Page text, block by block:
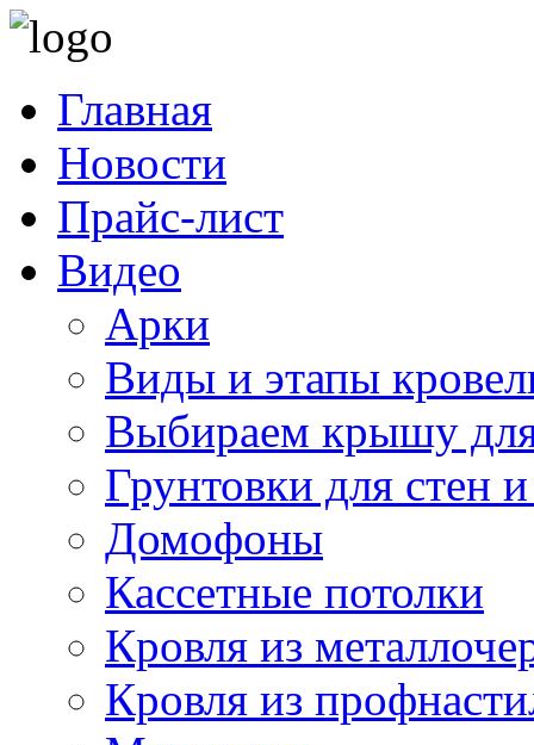
Главная
Новости
Прайс-лист
Видео
Арки
Виды и этапы
Выбираем крышу
Грунтовки для стен
Домофоны
Кассетные потолки
Кровля из
Кровля из